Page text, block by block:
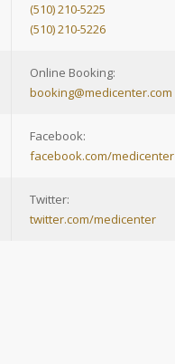
(510) 210-5225
(510) 210-5226
Online Booking:
booking@medicenter.com
Facebook:
facebook.com/medicenter
Twitter:
twitter.com/medicenter